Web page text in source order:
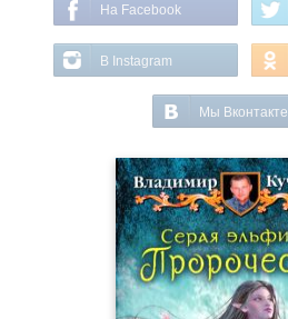
На Facebook
В Instagram
Мы Вконтакте